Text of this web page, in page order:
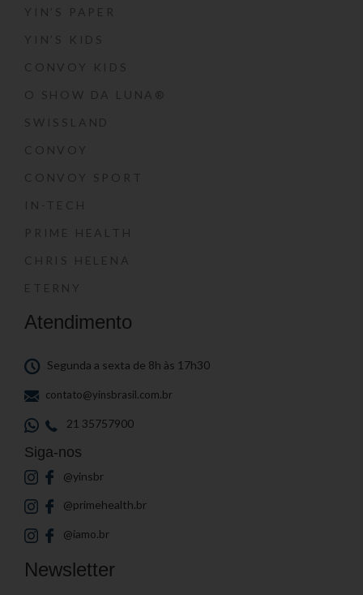
YIN’S PAPER
YIN’S KIDS
CONVOY KIDS
O SHOW DA LUNA®
SWISSLAND
CONVOY
CONVOY SPORT
IN-TECH
PRIME HEALTH
CHRIS HELENA
ETERNY
Atendimento
Segunda a sexta de 8h às 17h30
contato@yinsbrasil.com.br
21 35757900
Siga-nos
@yinsbr
@primehealth.br
@iamo.br
Newsletter